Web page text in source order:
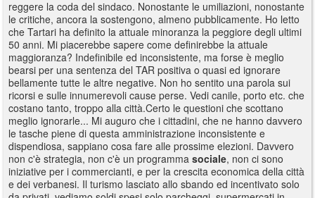
reggere la coda del sindaco. Nonostante le umiliazioni, nonostante
le critiche, ancora la sostengono, almeno pubblicamente. Ho letto
che Tartari ha definito la attuale minoranza la peggiore degli ultimi
50 anni. Mi piacerebbe sapere come definirebbe la attuale
maggioranza? Indefinibile ed inconsistente, ma forse è meglio
bearsi per una sentenza del TAR positiva o quasi ed ignorare
bellamente tutte le altre negative. Non ho sentito una parola sui
ricorsi e sulle innumerevoli cause perse. Vedi canile, porto etc. che
costano tanto, troppo alla città.Certo le questioni che scottano
meglio ignorarle... Mi auguro che i cittadini, che ne hanno davvero
le tasche piene di questa amministrazione inconsistente e
dispendiosa, sappiano cosa fare alle prossime elezioni. Davvero
non c'è strategia, non c'è un programma sociale, non ci sono
iniziative per i commercianti, e per la crescita economica della città
e dei verbanesi. Il turismo lasciato allo sbando ed incentivato solo